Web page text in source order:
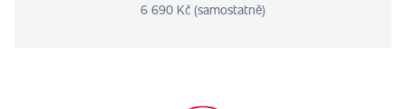
6 690 Kč (samostatně)